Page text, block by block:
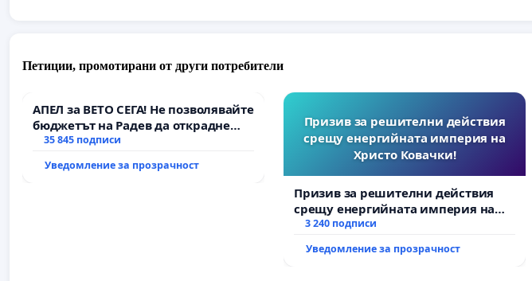
Петиции, промотирани от други потребители
АПЕЛ за ВЕТО СЕГА! Не позволявайте
бюджетът на Радев да открадне
парите и правата ни в тъмното
35 845 подписи
Уведомление за прозрачност
Призив за решителни действия
срещу енергийната империя на
Христо Ковачки!
Призив за решителни действия
срещу енергийната империя на
Христо Ковачки!
3 240 подписи
Уведомление за прозрачност